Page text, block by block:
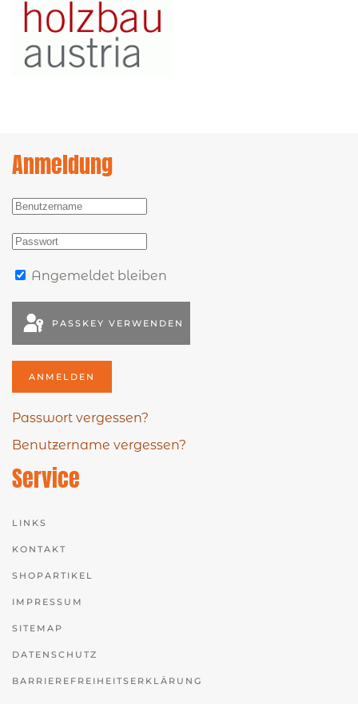
Anmeldung
Angemeldet bleiben
PASSKEY VERWENDEN
ANMELDEN
Passwort vergessen?
Benutzername vergessen?
Service
LINKS
KONTAKT
SHOPARTIKEL
IMPRESSUM
SITEMAP
DATENSCHUTZ
BARRIEREFREIHEITSERKLÄRUNG